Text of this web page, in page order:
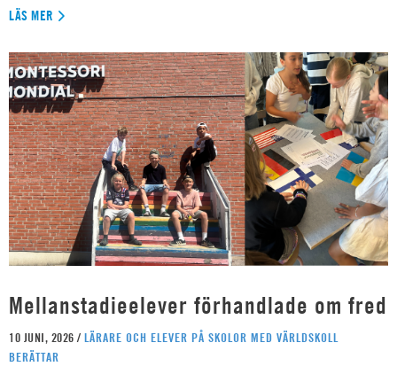
LÄS MER
Mellanstadieelever förhandlade om fred
10 JUNI, 2026 / LÄRARE OCH ELEVER PÅ SKOLOR MED VÄRLDSKOLL
BERÄTTAR